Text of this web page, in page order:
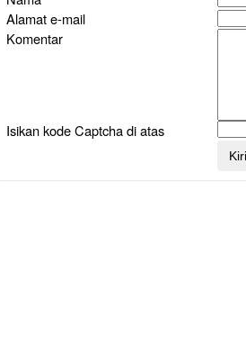
Alamat e-mail
Komentar
Isikan kode Captcha di atas